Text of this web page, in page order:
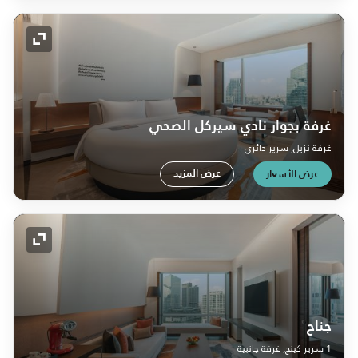
رمز
غرفة بجوار نادي سيركل الصحي
غرفة نزيل, سرير دائري
عرض الأسعار عرض المزيد
رمز
جناح
1 سرير كينج, غرفة جانبية